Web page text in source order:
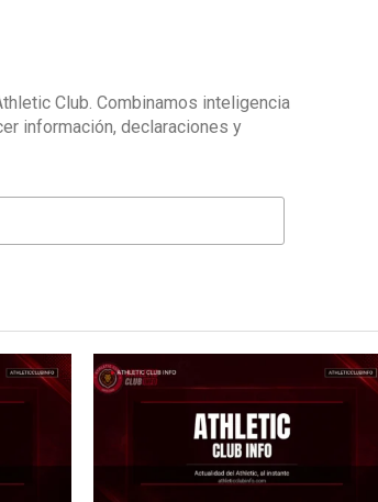
Club. Combinamos inteligencia
información, declaraciones y